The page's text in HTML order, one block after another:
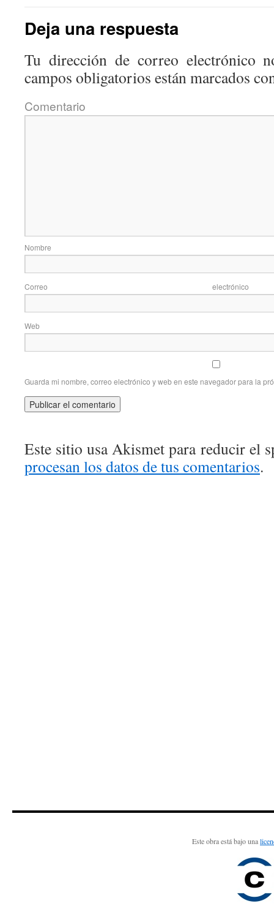
Deja una respuesta
Tu dirección de correo electrónico
campos obligatorios están marcados
Correo
Web
Guarda mi nombre, correo electrónico y web en este navegador para la
Este sitio usa Akismet para reducir el
procesan los datos de tus comentarios.
Este obra está bajo una